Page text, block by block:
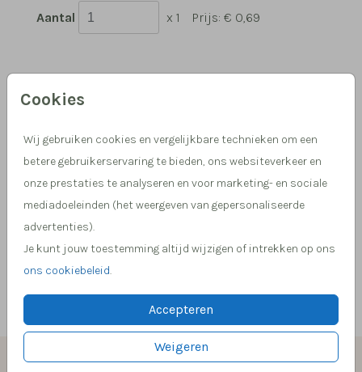
Cookies
Wij gebruiken cookies en vergelijkbare technieken om een
betere gebruikerservaring te bieden, ons websiteverkeer en
onze prestaties te analyseren en voor marketing- en sociale
mediadoeleinden (het weergeven van gepersonaliseerde
advertenties).
Je kunt jouw toestemming altijd wijzigen of intrekken op ons
ons cookiebeleid.
Accepteren
Weigeren
Aantal x 1 Prijs: € 0,69
Hulp nodig, we helpen je graag!
Meer dan 15 jaar ervaring in drukwerk
OMSCHRIJVING
metallic bronze 15,6 x 22
Prijs:€ 0,69